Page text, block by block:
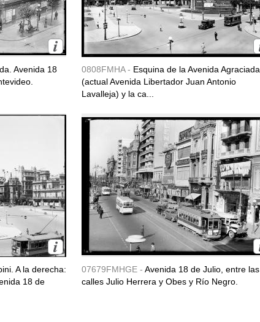
Avenida 18
0808FMHA - Esquina de la Avenida Agraciada
(actual Avenida Libertador Juan Antonio
Lavalleja) y la ca...
A la derecha:
18 de
07679FMHGE - Avenida 18 de Julio, entre las
calles Julio Herrera y Obes y Río Negro.